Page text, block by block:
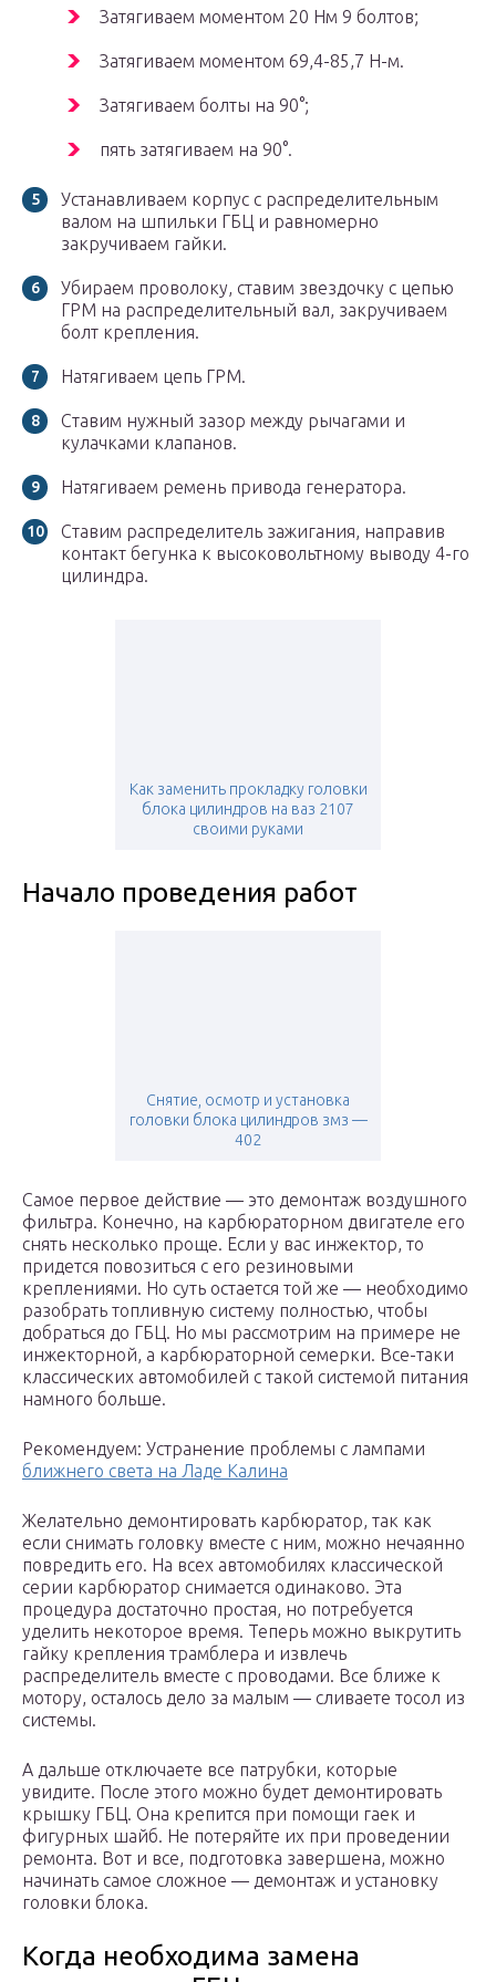
Затягиваем моментом 20 Нм 9 болтов;
Затягиваем моментом 69,4-85,7 Н-м.
Затягиваем болты на 90°;
пять затягиваем на 90°.
Устанавливаем корпус с распределительным
валом на шпильки ГБЦ и равномерно
закручиваем гайки.
Убираем проволоку, ставим звездочку с цепью
ГРМ на распределительный вал, закручиваем
болт крепления.
Натягиваем цепь ГРМ.
Ставим нужный зазор между рычагами и
кулачками клапанов.
Натягиваем ремень привода генератора.
Ставим распределитель зажигания, направив
контакт бегунка к высоковольтному выводу 4-го
цилиндра.
Как заменить прокладку головки
блока цилиндров на ваз 2107
своими руками
Начало проведения работ
Снятие, осмотр и установка
головки блока цилиндров змз —
402
Самое первое действие — это демонтаж воздушного
фильтра. Конечно, на карбюраторном двигателе его
снять несколько проще. Если у вас инжектор, то
придется повозиться с его резиновыми
креплениями. Но суть остается той же — необходимо
разобрать топливную систему полностью, чтобы
добраться до ГБЦ. Но мы рассмотрим на примере не
инжекторной, а карбюраторной семерки. Все-таки
классических автомобилей с такой системой питания
намного больше.
Рекомендуем: Устранение проблемы с лампами
ближнего света на Ладе Калина
Желательно демонтировать карбюратор, так как
если снимать головку вместе с ним, можно нечаянно
повредить его. На всех автомобилях классической
серии карбюратор снимается одинаково. Эта
процедура достаточно простая, но потребуется
уделить некоторое время. Теперь можно выкрутить
гайку крепления трамблера и извлечь
распределитель вместе с проводами. Все ближе к
мотору, осталось дело за малым — сливаете тосол из
системы.
А дальше отключаете все патрубки, которые
увидите. После этого можно будет демонтировать
крышку ГБЦ. Она крепится при помощи гаек и
фигурных шайб. Не потеряйте их при проведении
ремонта. Вот и все, подготовка завершена, можно
начинать самое сложное — демонтаж и установку
головки блока.
Когда необходима замена